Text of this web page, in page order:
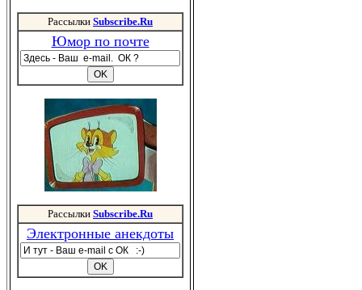
Рассылки Subscribe.Ru
Юмор по почте
Рассылки Subscribe.Ru
Электронные анекдоты